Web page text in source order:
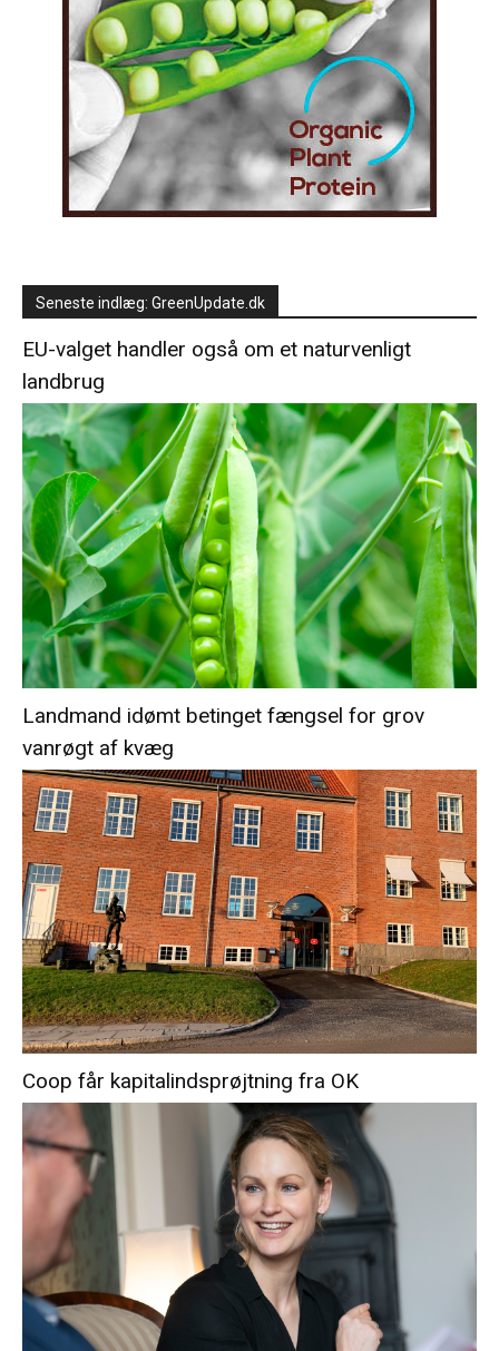
Seneste indlæg: GreenUpdate.dk
EU-valget handler også om et naturvenligt
landbrug
Landmand idømt betinget fængsel for grov
vanrøgt af kvæg
Coop får kapitalindsprøjtning fra OK